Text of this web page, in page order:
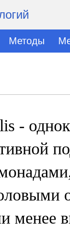
Методы
-
менее